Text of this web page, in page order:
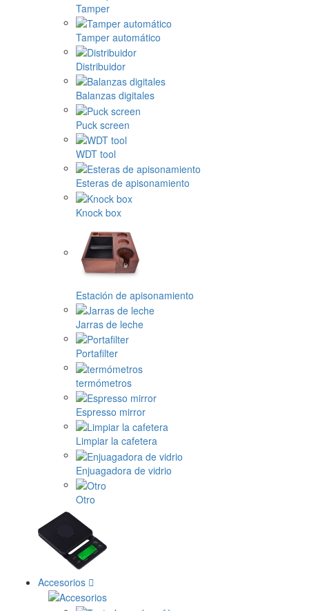
Tamper
Tamper automático
Distribuidor
Balanzas digitales
Puck screen
WDT tool
Esteras de apisonamiento
Knock box
Estación de apisonamiento
Jarras de leche
Portafilter
termómetros
Espresso mirror
Limpiar la cafetera
Enjuagadora de vidrio
Otro
Accesorios